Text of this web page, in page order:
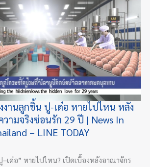
งานลูกชิ้น ปู-เด๋อ หายไปไหน หลัง
วามจริงซ่อนรัก 29 ปี | News In
– LINE TODAY
–เด๋อ” หายไปไหน? เปิดเบื้องหลังอาณาจักร